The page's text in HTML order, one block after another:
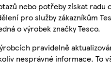
nebo potřeby získat radu
pro služby zákazníkům
o výrobek značky Tesco.
pravidelně
nesprávné informace. To